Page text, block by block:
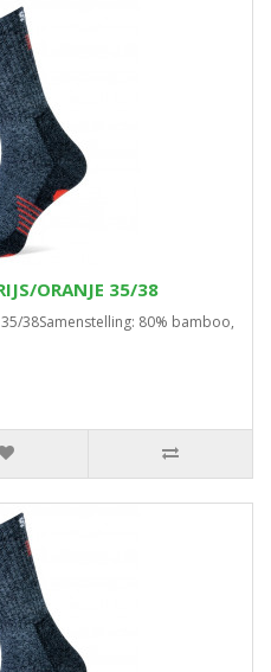
ORANJE 35/38
38Samenstelling: 80% bamboo,